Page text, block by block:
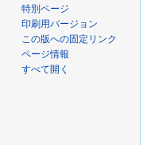
特別ページ
印刷用バージョン
この版への固定リンク
ページ情報
すべて開く